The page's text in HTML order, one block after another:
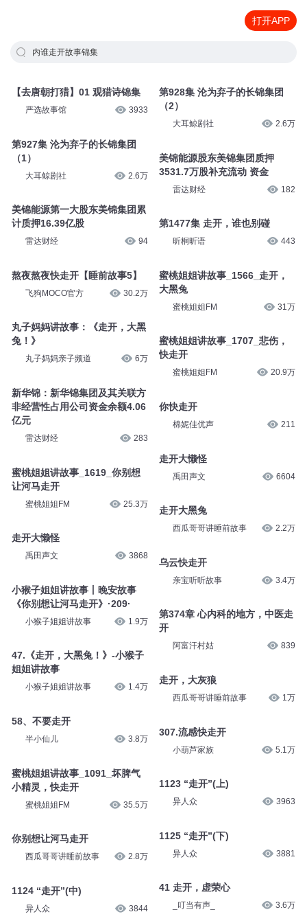
打开APP
内谁走开故事锦集
【去唐朝打猎】01 观猎诗锦集
严选故事馆 3933
第927集 沦为弃子的长锦集团
（1）
大耳鲸剧社 2.6万
美锦能源第一大股东美锦集团累
计质押16.39亿股
雷达财经 94
熬夜熬夜快走开【睡前故事5】
飞狗MOCO官方 30.2万
丸子妈妈讲故事：《走开，大黑
兔！》
丸子妈妈亲子频道 6万
新华锦：新华锦集团及其关联方
非经营性占用公司资金余额4.06
亿元
雷达财经 283
蜜桃姐姐讲故事_1619_你别想
让河马走开
蜜桃姐姐FM 25.3万
走开大懒怪
禹田声文 3868
小猴子姐姐讲故事丨晚安故事
《你别想让河马走开》·209·
小猴子姐姐讲故事 1.9万
47.《走开，大黑兔！》-小猴子
姐姐讲故事
小猴子姐姐讲故事 1.4万
58、不要走开
半小仙儿 3.8万
蜜桃姐姐讲故事_1091_坏脾气
小精灵，快走开
蜜桃姐姐FM 35.5万
你别想让河马走开
西瓜哥哥讲睡前故事 2.8万
1124 “走开”(中)
异人众 3844
第928集 沦为弃子的长锦集团
（2）
大耳鲸剧社 2.6万
美锦能源股东美锦集团质押
3531.7万股补充流动 资金
雷达财经 182
第1477集 走开，谁也别碰
昕桐昕语 443
蜜桃姐姐讲故事_1566_走开，
大黑兔
蜜桃姐姐FM 31万
蜜桃姐姐讲故事_1707_悲伤，
快走开
蜜桃姐姐FM 20.9万
你快走开
棉妮佳优声 211
走开大懒怪
禹田声文 6604
走开大黑兔
西瓜哥哥讲睡前故事 2.2万
乌云快走开
亲宝听听故事 3.4万
第374章 心内科的地方，中医走
开
阿富汗村姑 839
走开，大灰狼
西瓜哥哥讲睡前故事 1万
307.流感快走开
小葫芦家族 5.1万
1123 “走开”(上)
异人众 3963
1125 “走开”(下)
异人众 3881
41 走开，虚荣心
_叮当有声_ 3.6万